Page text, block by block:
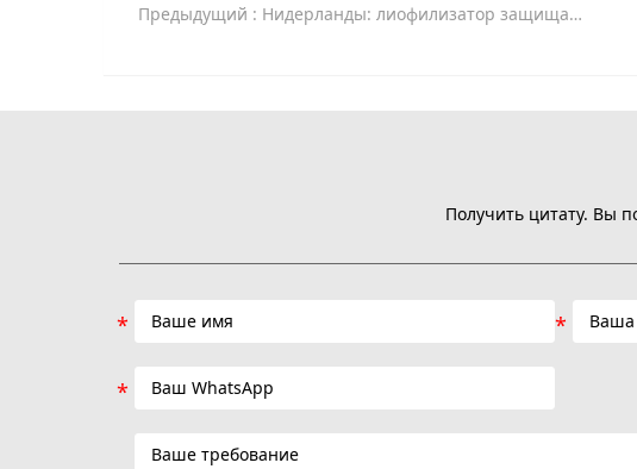
Предыдущий : Нидерланды: лиофилизатор защищает ваше здоровье
Получить цитату. Вы